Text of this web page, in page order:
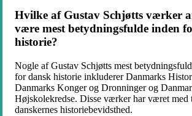
Hvilke af Gustav Schjøtts værker
være mest betydningsfulde inden
historie?
Nogle af Gustav Schjøtts mest
for dansk historie inkluderer Danmarks
Danmarks Konger og Dronninger og
Højskolekredse. Disse værker har været med
danskernes historiebevidsthed.